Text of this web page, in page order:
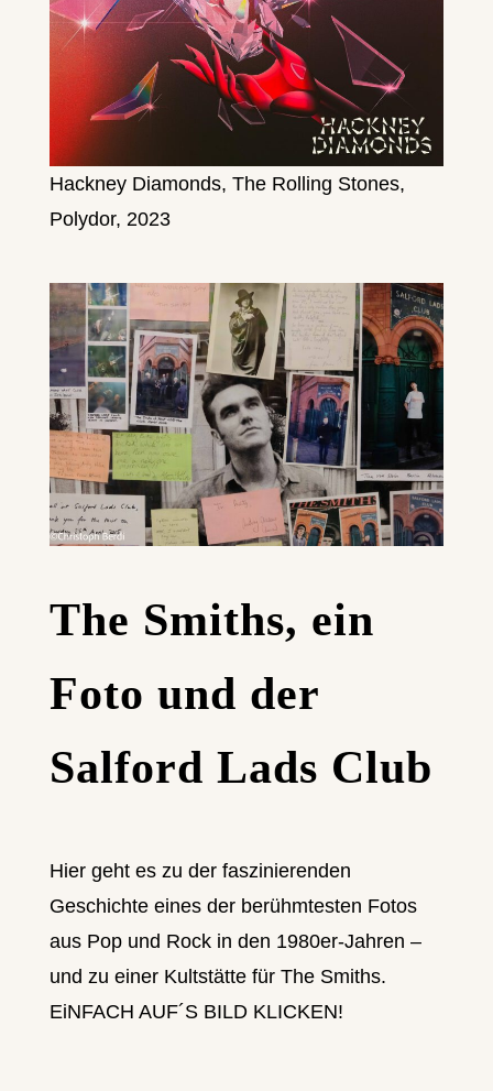
Hackney Diamonds, The Rolling Stones,
Polydor, 2023
The Smiths, ein
Foto und der
Salford Lads Club
Hier geht es zu der faszinierenden
Geschichte eines der berühmtesten Fotos
aus Pop und Rock in den 1980er-Jahren –
und zu einer Kultstätte für The Smiths.
EiNFACH AUF´S BILD KLICKEN!